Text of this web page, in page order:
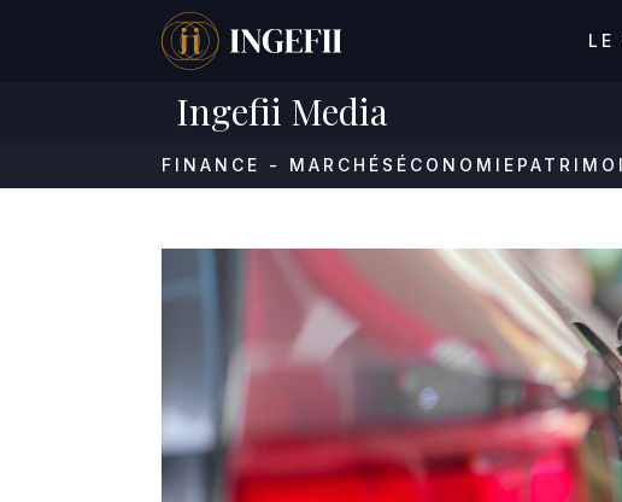
LE
Ingefii Media
FINANCE - MARCHÉS ÉCONOMIE